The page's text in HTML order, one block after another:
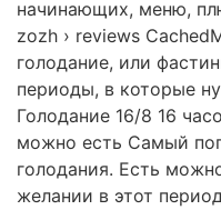
начинающих, меню,
zozh › reviews
голодание, или
периоды, в которые
Голодание 16/8 16
можно есть Самый
голодания. Есть
желании в этот